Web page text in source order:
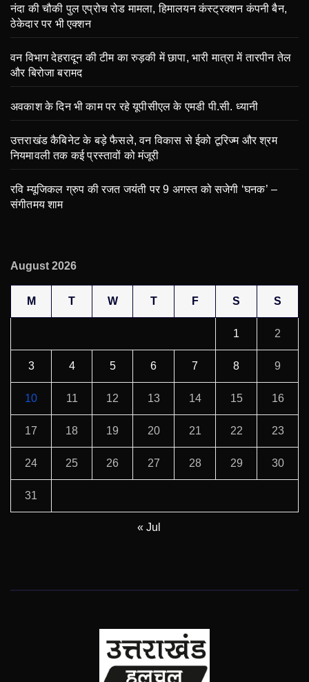
नंदा की चौकी पुल एप्रोच रोड मामला, हिमालयन कंस्ट्रक्शन कंपनी बैन,
ठेकेदार पर भी एक्शन
वन विभाग देहरादून की टीम का रुड़की में छापा, भारी मात्रा में तारपीन तेल
और बिरोजा बरामद
अवकाश के दिन भी काम पर रहे यूपीसीएल के एमडी पी.सी. ध्यानी
उत्तराखंड कैबिनेट के बड़े फैसले, वन विकास से ईको टूरिज्म और श्रम
नियमावली तक कई प्रस्तावों को मंजूरी
रवि म्यूजिकल ग्रुप की रजत जयंती पर 9 अगस्त को सजेगी ‘घनक’ –
संगीतमय शाम
August 2026
M T W T F S S
1 2
3 4 5 6 7 8 9
10 11 12 13 14 15 16
17 18 19 20 21 22 23
24 25 26 27 28 29 30
31
« Jul